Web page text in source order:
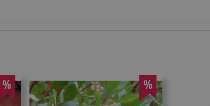
% %